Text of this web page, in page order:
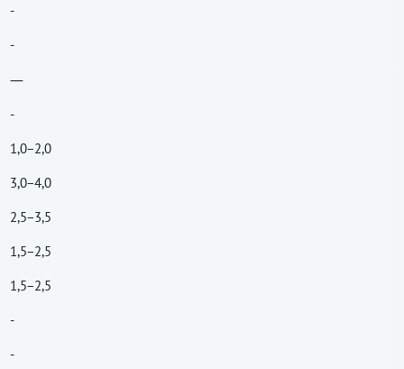
-
-
―
-
1,0−2,0
3,0−4,0
2,5−3,5
1,5−2,5
1,5−2,5
-
-